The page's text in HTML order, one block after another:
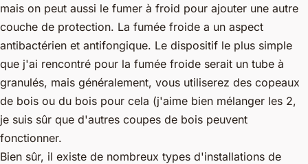
mais on peut aussi le fumer à froid pour ajouter une autre
couche de protection. La fumée froide a un aspect
antibactérien et antifongique. Le dispositif le plus simple
que j'ai rencontré pour la fumée froide serait un tube à
granulés, mais généralement, vous utiliserez des copeaux
de bois ou du bois pour cela (j'aime bien mélanger les 2,
je suis sûr que d'autres coupes de bois peuvent
fonctionner.
Bien sûr, il existe de nombreux types d'installations de